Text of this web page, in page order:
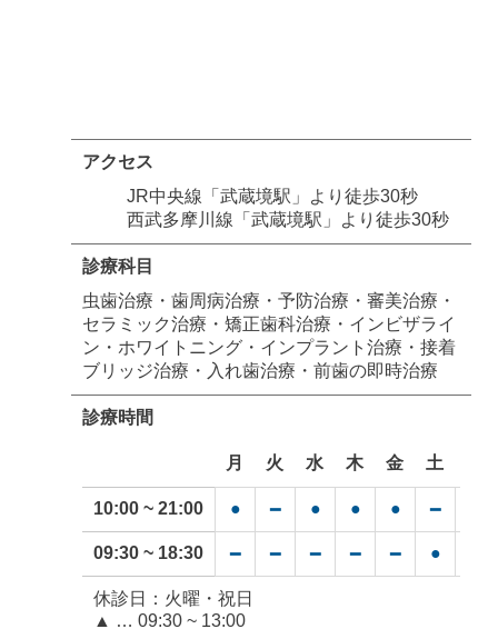
アクセス
JR中央線「武蔵境駅」より徒歩30秒
西武多摩川線「武蔵境駅」より徒歩30秒
診療科目
虫歯治療・歯周病治療・予防治療・審美治療・
セラミック治療・矯正歯科治療・インビザライ
ン・ホワイトニング・インプラント治療・接着
ブリッジ治療・入れ歯治療・前歯の即時治療
診療時間
月 火 水 木 金 土
10:00 ~ 21:00 ● ━ ● ● ● ━
09:30 ~ 18:30 ━ ━ ━ ━ ━ ●
休診日：火曜・祝日
▲ … 09:30 ~ 13:00